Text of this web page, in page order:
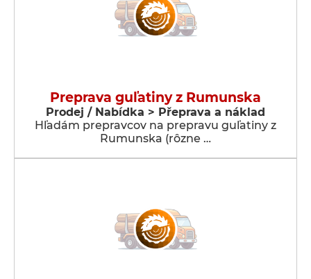
Preprava guľatiny z Rumunska
Prodej / Nabídka > Přeprava a náklad
Hľadám prepravcov na prepravu guľatiny z
Rumunska (rôzne …